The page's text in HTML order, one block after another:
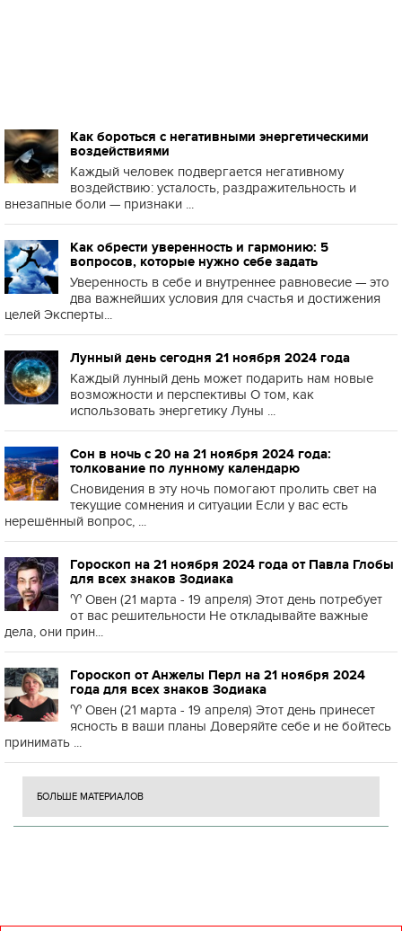
Как бороться с негативными энергетическими
воздействиями
Каждый человек подвергается негативному
воздействию: усталость, раздражительность и
внезапные боли — признаки ...
Как обрести уверенность и гармонию: 5
вопросов, которые нужно себе задать
Уверенность в себе и внутреннее равновесие — это
два важнейших условия для счастья и достижения
целей Эксперты...
Лунный день сегодня 21 ноября 2024 года
Каждый лунный день может подарить нам новые
возможности и перспективы О том, как
использовать энергетику Луны ...
Сон в ночь с 20 на 21 ноября 2024 года:
толкование по лунному календарю
Сновидения в эту ночь помогают пролить свет на
текущие сомнения и ситуации Если у вас есть
нерешённый вопрос, ...
Гороскоп на 21 ноября 2024 года от Павла Глобы
для всех знаков Зодиака
♈️ Овен (21 марта - 19 апреля) Этот день потребует
от вас решительности Не откладывайте важные
дела, они прин...
Гороскоп от Анжелы Перл на 21 ноября 2024
года для всех знаков Зодиака
♈️ Овен (21 марта - 19 апреля) Этот день принесет
ясность в ваши планы Доверяйте себе и не бойтесь
принимать ...
БОЛЬШЕ МАТЕРИАЛОВ